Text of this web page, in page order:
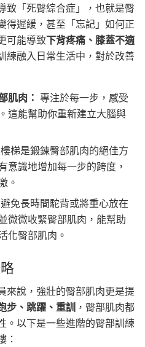
致「死臀綜合症」，也就是臀
得遲緩，甚至「忘記」如何正
可能導致下背疼痛、膝蓋不適
練融入日常生活中，對於改善
肌肉： 專注於每一步，感受
這能幫助你重新建立大腦與
梯是鍛鍊臀部肌肉的絕佳方
意識地增加每一步的跨度，
。
避免長時間駝背或將重心放在
微微收緊臀部肌肉，能幫助
化臀部肌肉。
來說，強壯的臀部肌肉更是提
步、跳躍、重訓 ，臀部肌肉都
。以下是一些進階的臀部訓練
：